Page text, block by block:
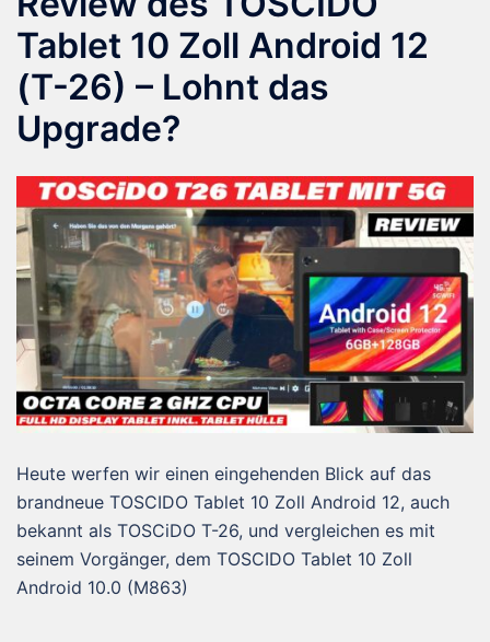
Tablet 10 Zoll Android 12
(T-26) – Lohnt das
Upgrade?
Heute werfen wir einen eingehenden Blick auf das
brandneue TOSCIDO Tablet 10 Zoll Android 12, auch
bekannt als TOSCiDO T-26, und vergleichen es mit
seinem Vorgänger, dem TOSCIDO Tablet 10 Zoll
Android 10.0 (M863)